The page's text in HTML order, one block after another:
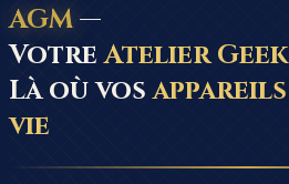
AGM—
VotreAtelier Geek
Là où vos appareils
vie